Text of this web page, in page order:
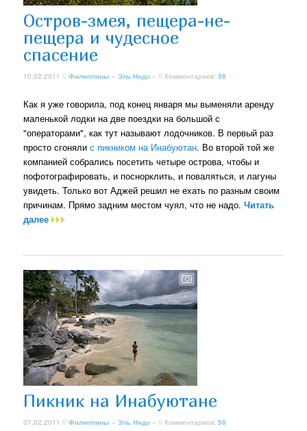
Остров-змея, пещера-не-
пещера и чудесное
спасение
10.02.2011 //Филиппины »Эль Нидо » // Комментариев:36
Как я уже говорила, под конец января мы выменяли аренду
маленькой лодки на две поездки на большой с
"операторами", как тут называют лодочников. В первый раз
просто сгонялис пикником на Инабуютан. Во второй той же
компанией собрались посетить четыре острова, чтобы и
пофотографировать, и поснорклить, и поваляться, и лагуны
увидеть. Только вот Аджей решил не ехать по разным своим
причинам. Прямо задним местом чуял, что не надо.Читать
далее
Пикник на Инабуютане
07.02.2011 //Филиппины »Эль Нидо » // Комментариев:58